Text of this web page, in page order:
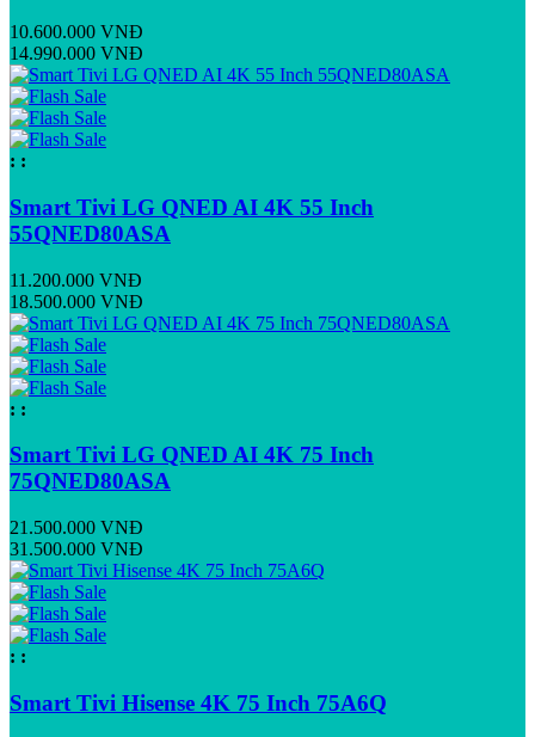
10.600.000 VNĐ
14.990.000 VNĐ
: :
Smart Tivi LG QNED AI 4K 55 Inch
55QNED80ASA
11.200.000 VNĐ
18.500.000 VNĐ
: :
Smart Tivi LG QNED AI 4K 75 Inch
75QNED80ASA
21.500.000 VNĐ
31.500.000 VNĐ
: :
Smart Tivi Hisense 4K 75 Inch 75A6Q